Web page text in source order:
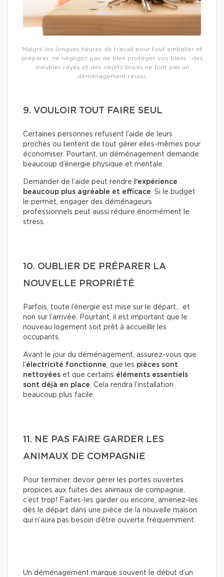
Malgré les longues heures de travail pour tout emballer et
préparer, ne négligez pas de bien protéger vos biens : des
meubles rayés et des objets brisés ne font pas un
déménagement réussi.
9. VOULOIR TOUT FAIRE SEUL
Certaines personnes refusent l’aide de leurs
proches ou tentent de tout gérer elles-mêmes pour
économiser. Pourtant, un déménagement demande
beaucoup d’énergie physique et mentale.
Demander de l’aide peut rendre
l’expérience
beaucoup plus agréable et efficace. Si le budget
le permet, engager des déménageurs
professionnels peut aussi réduire énormément le
stress.
10. OUBLIER DE PRÉPARER LA
NOUVELLE PROPRIÉTÉ
Parfois, toute l’énergie est mise sur le départ… et
non sur l’arrivée. Pourtant, il est important que le
nouveau logement soit prêt à accueillir les
occupants.
Avant le jour du déménagement, assurez-vous que
l’électricité fonctionne, que les pièces sont
nettoyées et que certains éléments essentiels
sont déjà en place. Cela rendra l’installation
beaucoup plus facile.
11. NE PAS FAIRE GARDER LES
ANIMAUX DE COMPAGNIE
Pour terminer, devoir gérer les portes ouvertes
propices aux fuites des animaux de compagnie,
c’est trop! Faites-les garder ou encore, amenez-les
dès le départ dans une pièce de la nouvelle maison
qui n’aura pas besoin d’être ouverte fréquemment.
Un déménagement marque souvent le début d’un